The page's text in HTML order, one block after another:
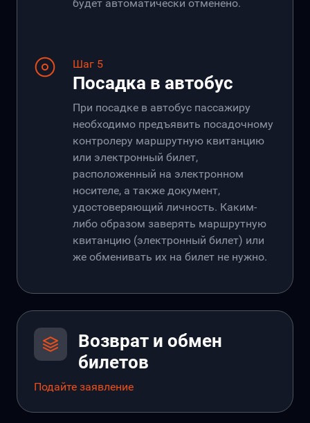
будет автоматически отменено.
Шаг 5
Посадка в автобус
При посадке в автобус пассажиру
необходимо предъявить посадочному
контролеру маршрутную квитанцию
или электронный билет,
расположенный на электронном
носителе, а также документ,
удостоверяющий личность. Каким-
либо образом заверять маршрутную
квитанцию (электронный билет) или
же обменивать их на билет не нужно.
Возврат и обмен
билетов
Подайте заявление